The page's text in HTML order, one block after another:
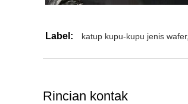
Label: katup kupu-kupu jenis wafer,
Rincian kontak